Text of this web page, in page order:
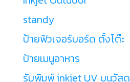
standy
ป้ายฟิวเจอร์บอร์ด ตั้งโต๊ะ
ป้ายเมนูอาหาร
รับพิมพ์ inkjet UV บนวัสดุ